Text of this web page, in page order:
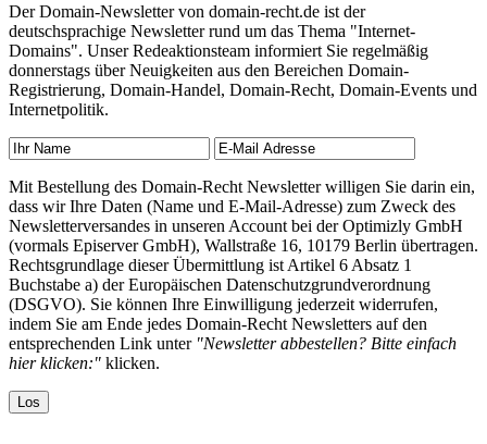
Der Domain-Newsletter von domain-recht.de ist der
deutschsprachige Newsletter rund um das Thema "Internet-
Domains". Unser Redeaktionsteam informiert Sie regelmäßig
donnerstags über Neuigkeiten aus den Bereichen Domain-
Registrierung, Domain-Handel, Domain-Recht, Domain-Events und
Internetpolitik.
Mit Bestellung des Domain-Recht Newsletter willigen Sie darin ein,
dass wir Ihre Daten (Name und E-Mail-Adresse) zum Zweck des
Newsletterversandes in unseren Account bei der Optimizly GmbH
(vormals Episerver GmbH), Wallstraße 16, 10179 Berlin übertragen.
Rechtsgrundlage dieser Übermittlung ist Artikel 6 Absatz 1
Buchstabe a) der Europäischen Datenschutzgrundverordnung
(DSGVO). Sie können Ihre Einwilligung jederzeit widerrufen,
indem Sie am Ende jedes Domain-Recht Newsletters auf den
entsprechenden Link unter "Newsletter abbestellen? Bitte einfach
hier klicken:" klicken.